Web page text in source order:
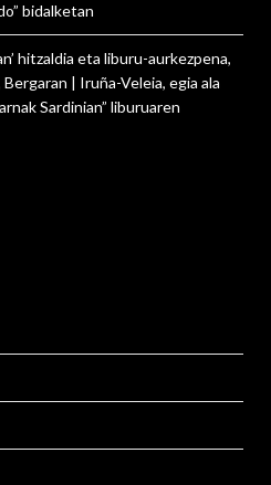
bidalketan
hitzaldia eta liburu-aurkezpena,
| Iruña-Veleia, egia ala
Sardinian” liburuaren